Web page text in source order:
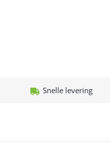
Snelle levering